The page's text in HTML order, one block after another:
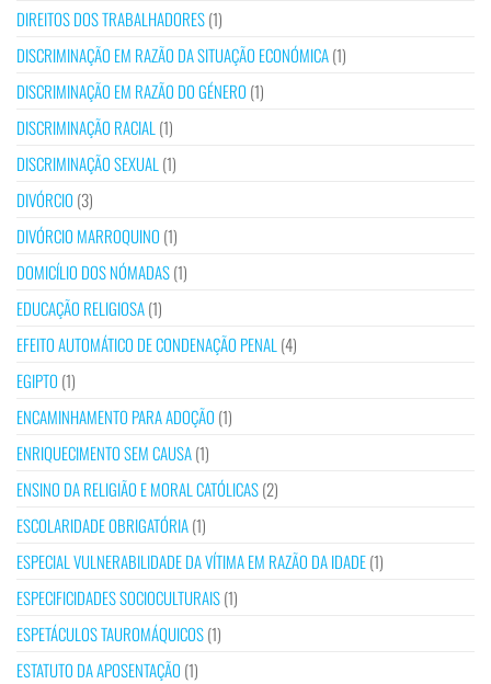
DIREITOS DOS TRABALHADORES(1)
DISCRIMINAÇÃO EM RAZÃO DA SITUAÇÃO ECONÓMICA(1)
DISCRIMINAÇÃO EM RAZÃO DO GÉNERO (1)
DISCRIMINAÇÃO RACIAL (1)
DISCRIMINAÇÃO SEXUAL (1)
DIVÓRCIO (3)
DIVÓRCIO MARROQUINO (1)
DOMICÍLIO DOS NÓMADAS(1)
EDUCAÇÃO RELIGIOSA(1)
EFEITO AUTOMÁTICO DE CONDENAÇÃO PENAL (4)
EGIPTO (1)
ENCAMINHAMENTO PARA ADOÇÃO (1)
ENRIQUECIMENTO SEM CAUSA(1)
ENSINO DA RELIGIÃO E MORAL CATÓLICAS(2)
ESCOLARIDADE OBRIGATÓRIA(1)
ESPECIAL VULNERABILIDADE DA VÍTIMA EM RAZÃO DA IDADE(1)
ESPECIFICIDADES SOCIOCULTURAIS(1)
ESPETÁCULOS TAUROMÁQUICOS(1)
ESTATUTO DA APOSENTAÇÃO (1)